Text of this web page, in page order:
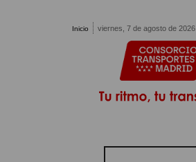
Inicio viernes, 7 de agosto de 2026